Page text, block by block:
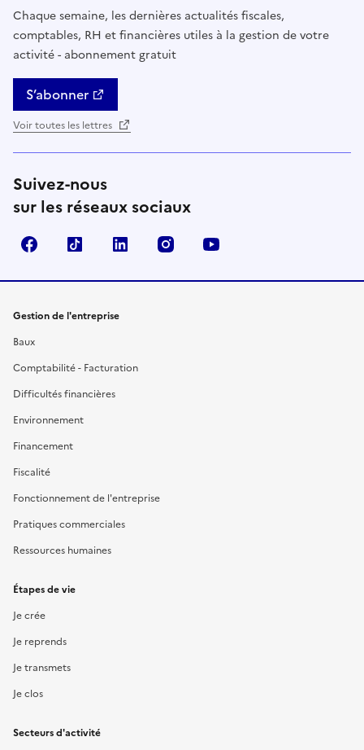
Chaque semaine, les dernières actualités fiscales,
comptables, RH et financières utiles à la gestion de votre
activité - abonnement gratuit
S’abonner
Voir toutes les lettres
Suivez-nous
sur les réseaux sociaux
FacebookTikTok Linkedin Instagram
Gestion de l'entreprise
Baux
Comptabilité - Facturation
Difficultés financières
Environnement
Financement
Fiscalité
Fonctionnement de l'entreprise
Pratiques commerciales
Ressources humaines
Étapes de vie
Je crée
Je reprends
Je transmets
Je clos
Secteurs d'activité